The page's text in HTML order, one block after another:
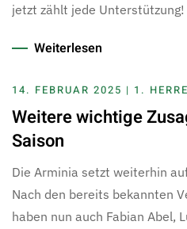
jetzt zählt jede
Weiterlesen
14. FEBRUAR 2025 | 1.
Weitere wichtige
Saison
Die Arminia setzt weiterhin
Nach den bereits bekannten
haben nun auch Fabian Abel,